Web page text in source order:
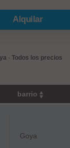
Alquilar
- Todos los precios
barrio
Goya